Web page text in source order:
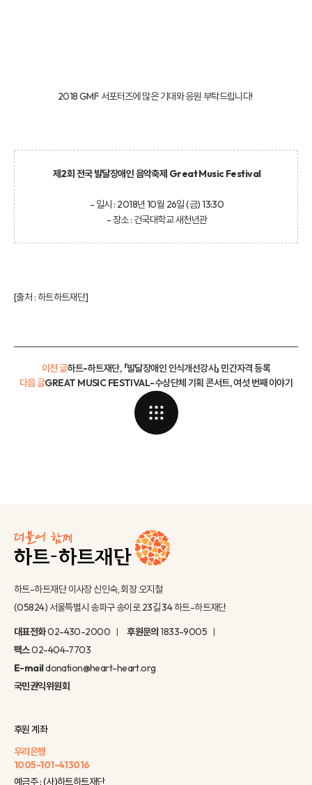
2018 GMF 서포터즈에 많은 기대와 응원 부탁드립니다!
제2회 전국 발달장애인 음악축제 Great Music Festival
- 일시 : 2018년 10월 26일 (금) 13:30
- 장소 : 건국대학교 새천년관
[출처 :하트하트재단]
이전 글하트-하트재단, 「발달장애인 인식개선강사」 민간자격 등록
GREAT MUSIC FESTIVAL-수상단체 기획 콘서트, 여섯 번째 이야기
다음 글
하트-하트재단 이사장 신인숙, 회장 오지철
(05824) 서울특별시 송파구 송이로 23길 34 하트-하트재단
대표전화02-430-2000 후원문의1833-9005
팩스02-404-7703
E-maildonation@heart-heart.org
국민권익위원회
후원 계좌
우리은행
1005-101-413016
예금주 : (사)하트하트재단